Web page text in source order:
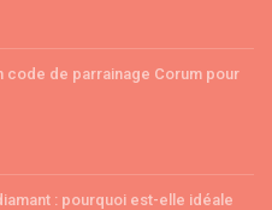
code de parrainage Corum pour
: pourquoi est-elle idéale